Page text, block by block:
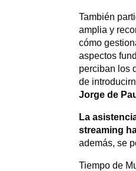
También
amplia y
cómo
aspectos
perciban los
de
Jorge de
La
streaming
además, se
Tiempo de